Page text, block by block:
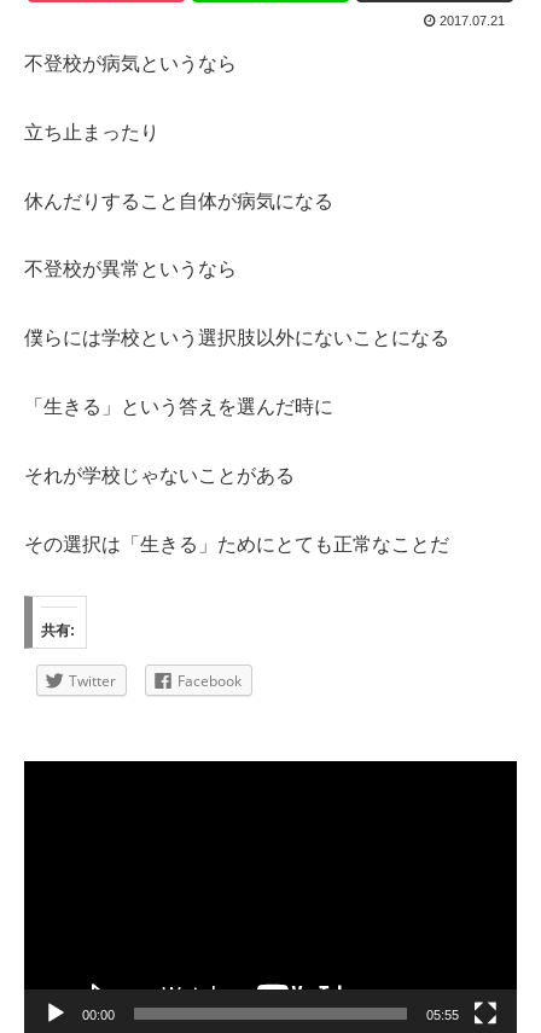
2017.07.21
不登校が病気というなら
立ち止まったり
休んだりすること自体が病気になる
不登校が異常というなら
僕らには学校という選択肢以外にないことになる
「生きる」という答えを選んだ時に
それが学校じゃないことがある
その選択は「生きる」ためにとても正常なことだ
共有:
Twitter Facebook
00:00 05:55